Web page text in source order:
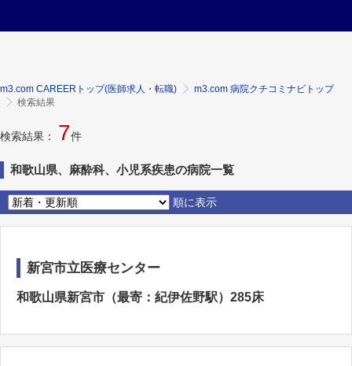
m3.com CAREERトップ(医師求人・転職)
m3.com 病院クチコミナビトップ
検索結果
検索結果： 7件
和歌山県、麻酔科、小児系疾患の病院一覧
順に表示
新宮市立医療センター
和歌山県新宮市（最寄：紀伊佐野駅）285床